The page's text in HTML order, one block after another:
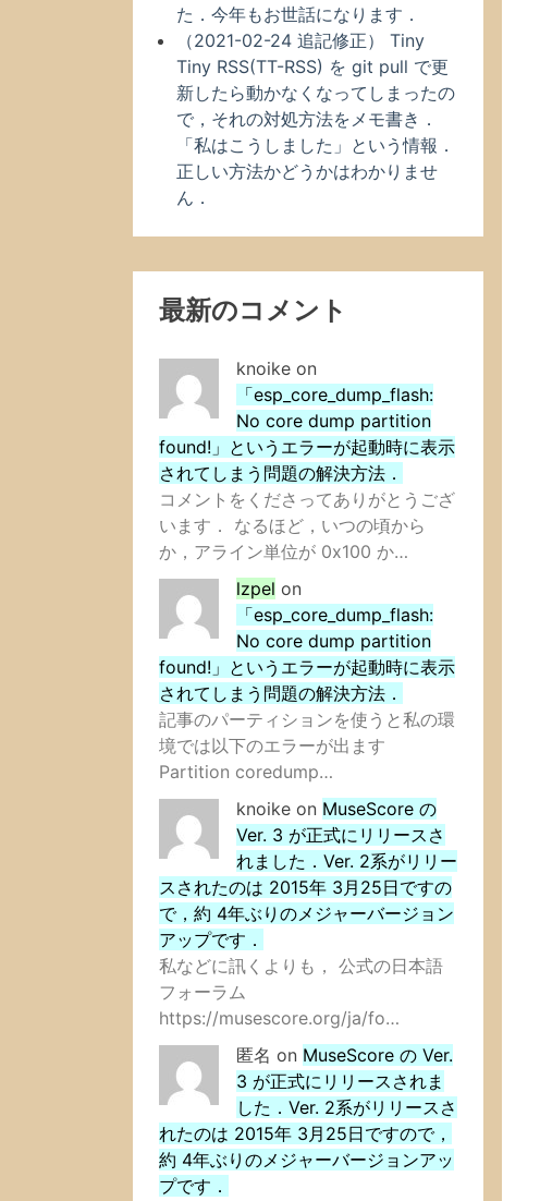
た．今年もお世話になります．
（2021-02-24 追記修正） Tiny
Tiny RSS(TT-RSS) を git pull で更
新したら動かなくなってしまったの
で，それの対処方法をメモ書き．
「私はこうしました」という情報．
正しい方法かどうかはわかりませ
ん．
最新のコメント
knoike on
「esp_core_dump_flash:
No core dump partition
found!」というエラーが起動時に表示
されてしまう問題の解決方法．
コメントをくださってありがとうござ
います． なるほど，いつの頃から
か，アライン単位が 0x100 か…
lzpel on
「esp_core_dump_flash:
No core dump partition
found!」というエラーが起動時に表示
されてしまう問題の解決方法．
記事のパーティションを使うと私の環
境では以下のエラーが出ます
Partition coredump…
knoike on MuseScore の
Ver. 3 が正式にリリースさ
れました．Ver. 2系がリリー
スされたのは 2015年 3月25日ですの
で，約 4年ぶりのメジャーバージョン
アップです．
私などに訊くよりも， 公式の日本語
フォーラム
https://musescore.org/ja/fo…
匿名 on MuseScore の Ver.
3 が正式にリリースされま
した．Ver. 2系がリリースさ
れたのは 2015年 3月25日ですので，
約 4年ぶりのメジャーバージョンアッ
プです．